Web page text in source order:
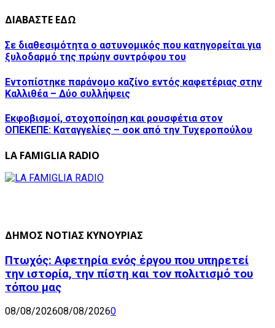
ΔΙΑΒΑΣΤΕ ΕΔΩ
Σε διαθεσιμότητα ο αστυνομικός που κατηγορείται για
ξυλοδαρμό της πρώην συντρόφου του
Εντοπίστηκε παράνομο καζίνο εντός καφετέριας στην
Καλλιθέα – Δύο συλλήψεις
Εκφοβισμοί, στοχοποίηση και ρουσφέτια στον
ΟΠΕΚΕΠΕ: Καταγγελίες – σοκ από την Τυχεροπούλου
LA FAMIGLIA RADIO
ΔΗΜΟΣ ΝΟΤΙΑΣ ΚΥΝΟΥΡΙΑΣ
Πτωχός: Αφετηρία ενός έργου που υπηρετεί
την ιστορία, την πίστη και τον πολιτισμό του
τόπου μας
08/08/202608/08/20260